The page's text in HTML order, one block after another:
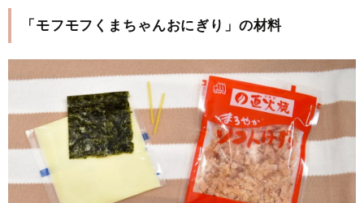
「モフモフくまちゃんおにぎり」の材料